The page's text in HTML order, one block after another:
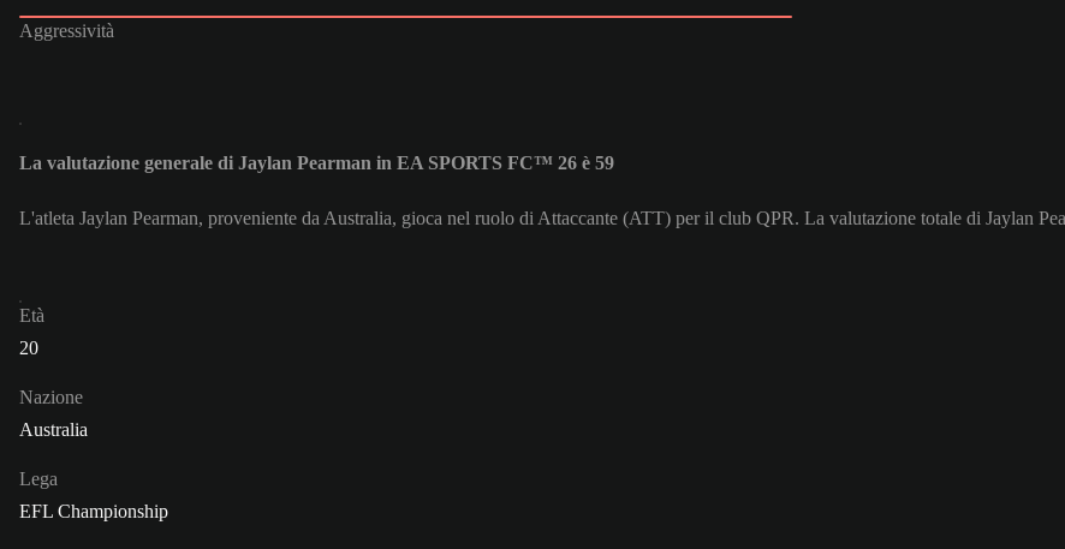
Aggressività
La valutazione generale di Jaylan Pearman in EA SPORTS FC™ 26 è 59
L'atleta Jaylan Pearman, proveniente da Australia, gioca nel ruolo di Attaccante (ATT) per il club QPR. La valutazione totale di Jaylan
Età
20
Nazione
Australia
Lega
EFL Championship